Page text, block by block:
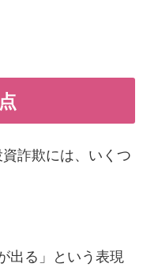
詐欺には、いくつ
出る」という表現